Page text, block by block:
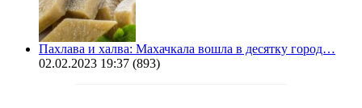
Пахлава и халва: Махачкала вошла в десятку город…
02.02.2023 19:37 (893)